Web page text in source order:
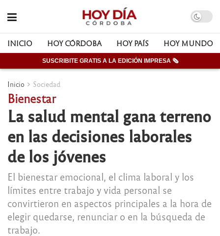
INICIO HOY CÓRDOBA HOY PAÍS HOY MUNDO
SUSCRIBITE GRATIS A LA EDICIÓN IMPRESA 🗞
Inicio Sociedad
Bienestar
La salud mental gana terreno
en las decisiones laborales
de los jóvenes
El bienestar emocional, el clima laboral y los
límites entre trabajo y vida personal se
convirtieron en aspectos principales a la hora de
elegir quedarse, renunciar o en la búsqueda de
trabajo.